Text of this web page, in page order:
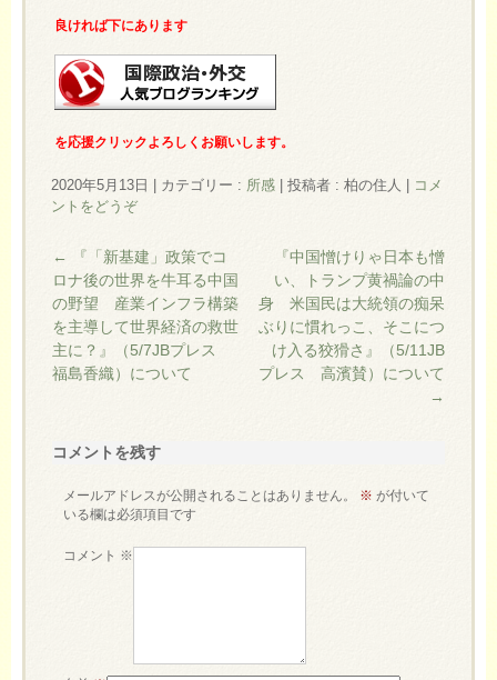
良ければ下にあります
を応援クリックよろしくお願いします。
2020年5月13日 カテゴリー : 所感 投稿者 : 柏の住人
コメ
ントをどうぞ
←
『「新基建」政策でコ
ロナ後の世界を牛耳る中国
の野望 産業インフラ構築
を主導して世界経済の救世
主に？』（5/7JBプレス
福島香織）について
『中国憎けりゃ日本も憎
い、トランプ黄禍論の中
身 米国民は大統領の痴呆
ぶりに慣れっこ、そこにつ
け入る狡猾さ』（5/11JB
プレス 高濱賛）について
→
コメントを残す
メールアドレスが公開されることはありません。 ※ が付いて
いる欄は必須項目です
コメント ※